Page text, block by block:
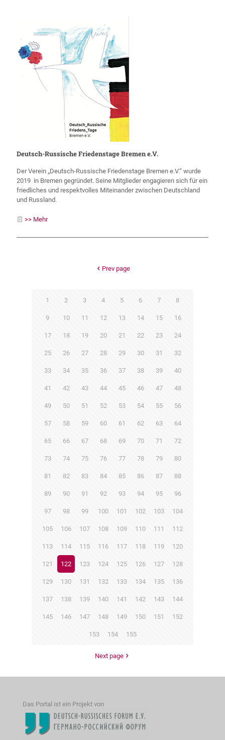
Deutsch-Russische Friedenstage Bremen e.V.
Der Verein „Deutsch-Russische Friedenstage Bremen e.V.“ wurde
2019 in Bremen gegründet. Seine Mitglieder engagieren sich für ein
friedliches und respektvolles Miteinander zwischen Deutschland
und Russland.
>> Mehr
Prev page
1 2 3 4 5 6 7 8
9 10 11 12 13 14 15 16
17 18 19 20 21 22 23 24
25 26 27 28 29 30 31 32
33 34 35 36 37 38 39 40
41 42 43 44 45 46 47 48
49 50 51 52 53 54 55 56
57 58 59 60 61 62 63 64
65 66 67 68 69 70 71 72
73 74 75 76 77 78 79 80
81 82 83 84 85 86 87 88
89 90 91 92 93 94 95 96
97 98 99 100 101 102 103 104
105 106 107 108 109 110 111 112
113 114 115 116 117 118 119 120
121 122 123 124 125 126 127 128
129 130 131 132 133 134 135 136
137 138 139 140 141 142 143 144
145 146 147 148 149 150 151 152
153 154 155
Next page
Das Portal ist ein Projekt von